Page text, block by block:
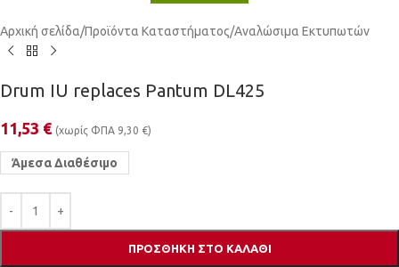
Αρχική σελίδα/Προϊόντα Καταστήματος/Αναλώσιμα Εκτυπωτών
Drum IU replaces Pantum DL425
11,53 € (χωρίς ΦΠΑ 9,30 €)
Άμεσα Διαθέσιμο
ΠΡΟΣΘΉΚΗ ΣΤΟ ΚΑΛΆΘΙ